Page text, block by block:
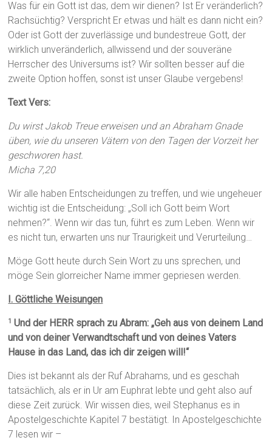
Was für ein Gott ist das, dem wir dienen? Ist Er veränderlich?
Rachsüchtig? Verspricht Er etwas und hält es dann nicht ein?
Oder ist Gott der zuverlässige und bundestreue Gott, der
wirklich unveränderlich, allwissend und der souveräne
Herrscher des Universums ist? Wir sollten besser auf die
zweite Option hoffen, sonst ist unser Glaube vergebens!
Text Vers:
Du wirst Jakob Treue erweisen und an Abraham Gnade
üben, wie du unseren Vätern von den Tagen der Vorzeit her
geschworen hast.
Micha 7,20
Wir alle haben Entscheidungen zu treffen, und wie ungeheuer
wichtig ist die Entscheidung: „Soll ich Gott beim Wort
nehmen?“. Wenn wir das tun, führt es zum Leben. Wenn wir
es nicht tun, erwarten uns nur Traurigkeit und Verurteilung…
Möge Gott heute durch Sein Wort zu uns sprechen, und
möge Sein glorreicher Name immer gepriesen werden.
I. Göttliche Weisungen
1
Und der HERR sprach zu Abram: „Geh aus von deinem Land
und von deiner Verwandtschaft und von deines Vaters
Hause in das Land, das ich dir zeigen will!“
Dies ist bekannt als der Ruf Abrahams, und es geschah
tatsächlich, als er in Ur am Euphrat lebte und geht also auf
diese Zeit zurück. Wir wissen dies, weil Stephanus es in
Apostelgeschichte Kapitel 7 bestätigt. In Apostelgeschichte
7 lesen wir –